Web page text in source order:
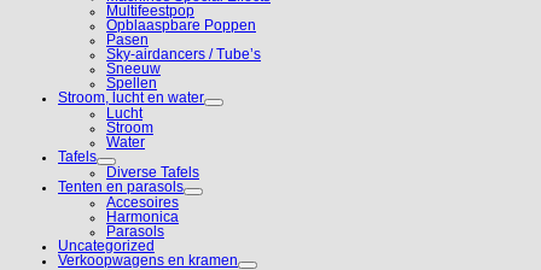
Multifeestpop
Opblaaspbare Poppen
Pasen
Sky-airdancers / Tube’s
Sneeuw
Spellen
Stroom, lucht en water
Lucht
Stroom
Water
Tafels
Diverse Tafels
Tenten en parasols
Accesoires
Harmonica
Parasols
Uncategorized
Verkoopwagens en kramen